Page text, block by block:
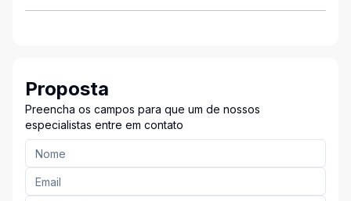
Proposta
Preencha os campos para que um de nossos
especialistas entre em contato